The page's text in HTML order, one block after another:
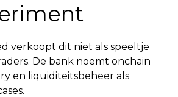
verkoopt dit niet als speeltje
De bank noemt onchain
en liquiditeitsbeheer als